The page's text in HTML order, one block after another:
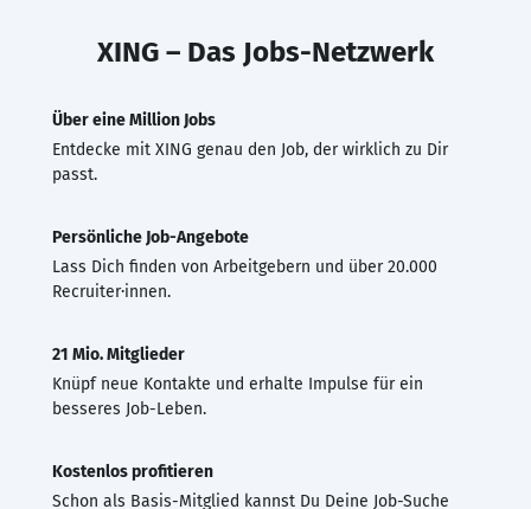
XING – Das Jobs-Netzwerk
Über eine Million Jobs
Entdecke mit XING genau den Job, der wirklich zu Dir
passt.
Persönliche Job-Angebote
Lass Dich finden von Arbeitgebern und über 20.000
Recruiter·innen.
21 Mio. Mitglieder
Knüpf neue Kontakte und erhalte Impulse für ein
besseres Job-Leben.
Kostenlos profitieren
Schon als Basis-Mitglied kannst Du Deine Job-Suche